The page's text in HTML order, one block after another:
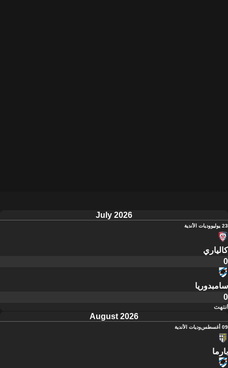
July 2026
23 يوليو وديات الأندية
كالياري
0
سامبدوريا
0
انتهت
August 2026
09 أغسطس وديات الأندية
بارما